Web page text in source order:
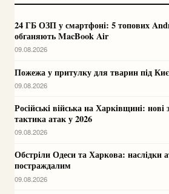
24 ГБ ОЗП у смартфоні: 5 топових
обганяють MacBook Air
09.08.2026
Пожежа у притулку для тварин під
09.08.2026
Російські війська на Харківщині:
тактика атак у 2026
09.08.2026
Обстріли Одеси та Харкова: наслідки
постраждалим
09.08.2026